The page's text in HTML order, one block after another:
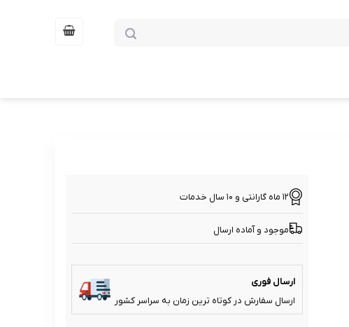
12 ماه گارانتی و 10 سال خدمات
موجود و آماده ارسال
ارسال فوری
ارسال سفارش در کوتاه ترین زمان به سراسر کشور